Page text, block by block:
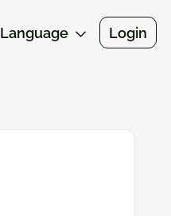
Language Login